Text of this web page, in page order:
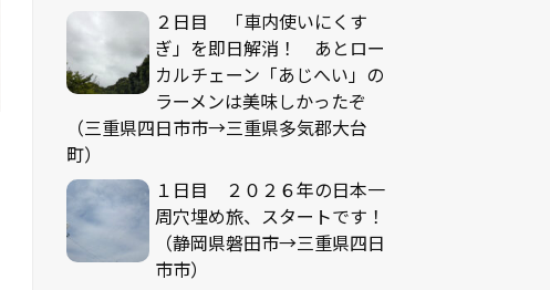
２日目 「車内使いにくす
ぎ」を即日解消！ あとロー
カルチェーン「あじへい」の
ラーメンは美味しかったぞ
（三重県四日市市→三重県多気郡大台
町）
１日目 ２０２６年の日本一
周穴埋め旅、スタートです！
（静岡県磐田市→三重県四日
市市）